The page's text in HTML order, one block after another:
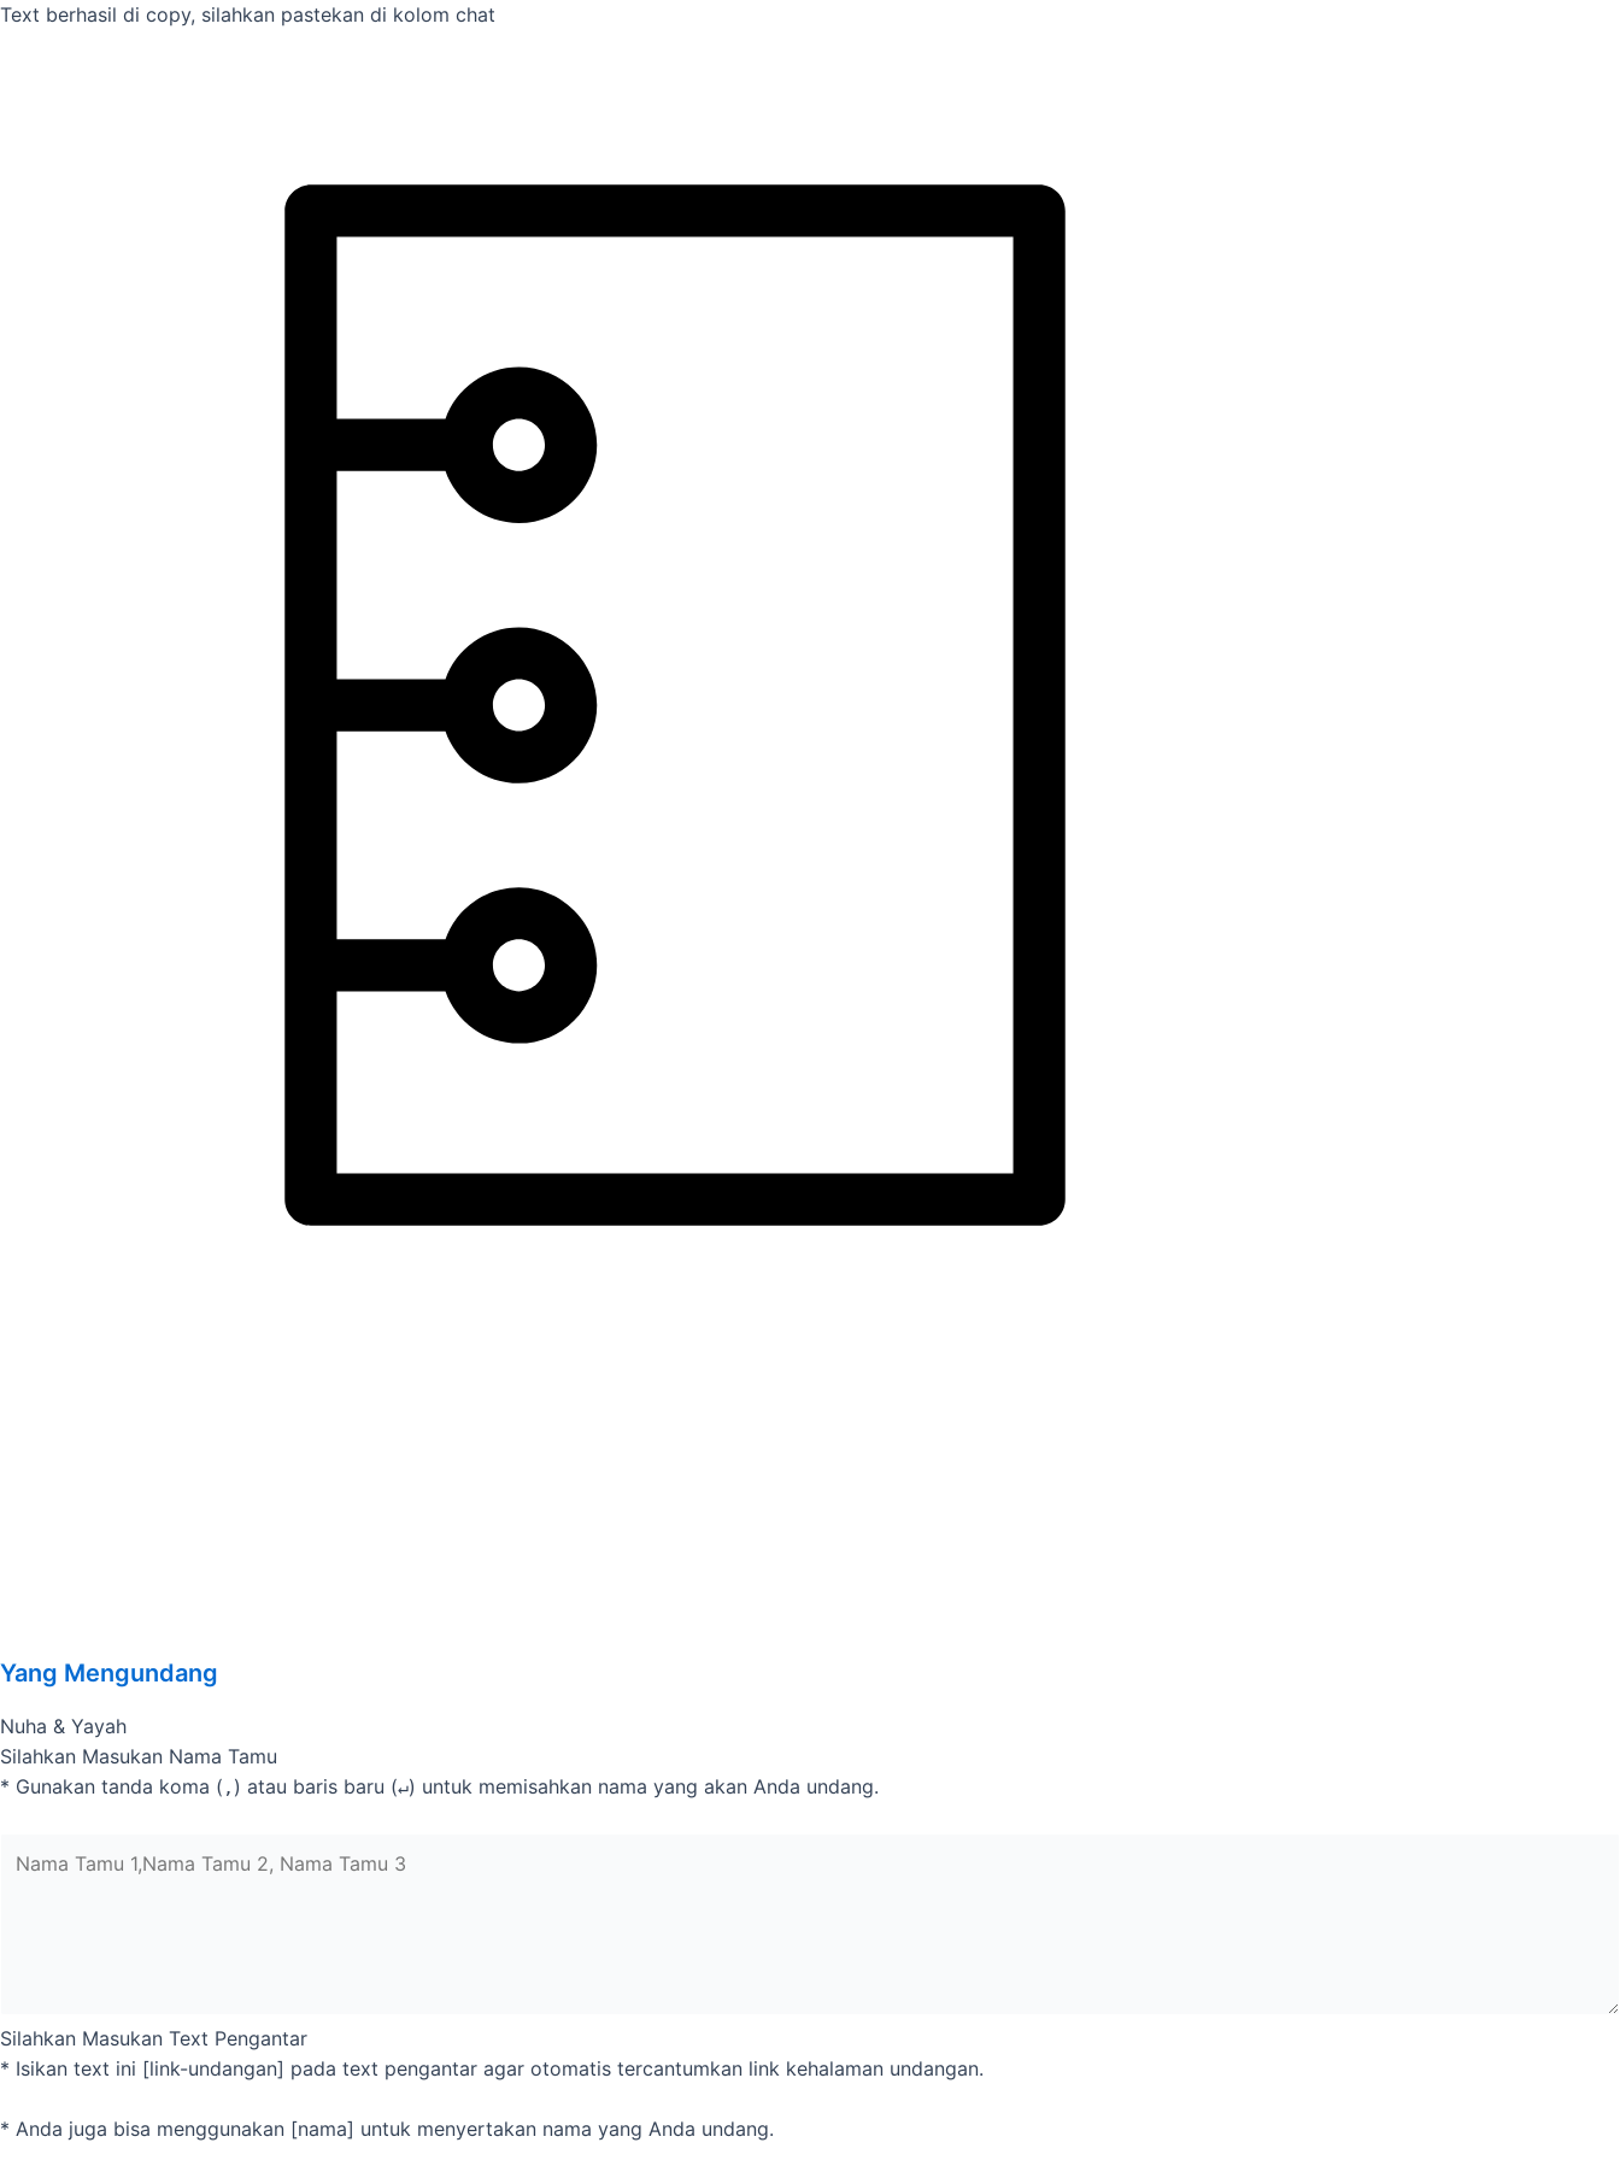
Skip
Text berhasil di copy, silahkan pastekan di kolom chat
Yang Mengundang
Nuha & Yayah
Silahkan Masukan Nama Tamu
* Gunakan tanda koma ( , ) atau baris baru (↵) untuk memisahkan nama yang akan Anda undang.
Silahkan Masukan Text Pengantar
* Isikan text ini [link-undangan] pada text pengantar agar otomatis tercantumkan link kehalaman undangan.
* Anda juga bisa menggunakan [nama] untuk menyertakan nama yang Anda undang.